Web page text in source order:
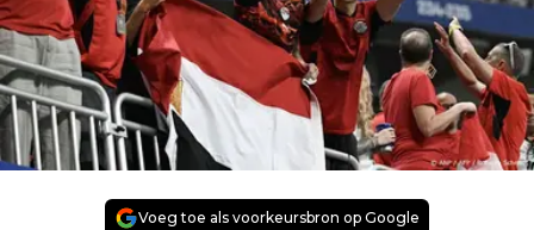
Voeg toe als voorkeursbron op Google